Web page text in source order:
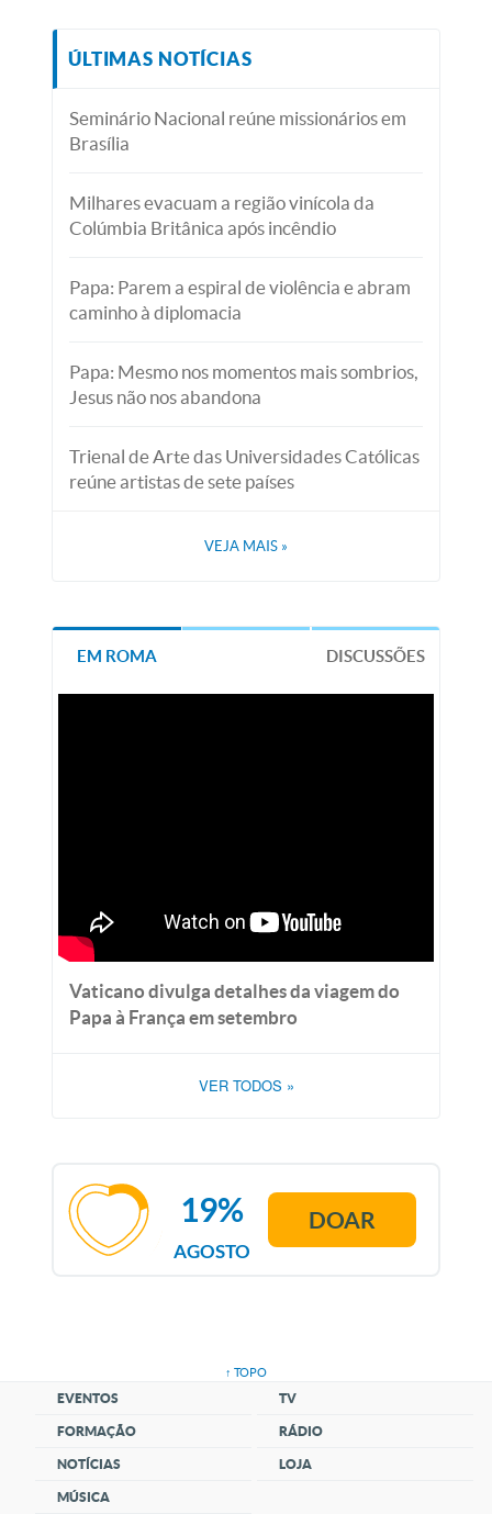
ÚLTIMAS NOTÍCIAS
Seminário Nacional reúne missionários em
Brasília
Milhares evacuam a região vinícola da
Colúmbia Britânica após incêndio
Papa: Parem a espiral de violência e abram
caminho à diplomacia
Papa: Mesmo nos momentos mais sombrios,
Jesus não nos abandona
Trienal de Arte das Universidades Católicas
reúne artistas de sete países
VEJA MAIS »
EM ROMA DISCUSSÕES
Vaticano divulga detalhes da viagem do
Papa à França em setembro
VER TODOS »
AGOSTO
19% DOAR
↑ TOPO
EVENTOS
FORMAÇÃO
NOTÍCIAS
MÚSICA
TV
RÁDIO
LOJA